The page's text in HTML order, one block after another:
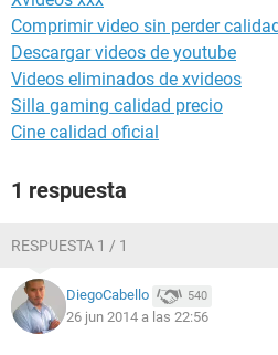
Comprimir video sin perder
Descargar videos de youtube
Videos eliminados de xvideos
Silla gaming calidad precio
Cine calidad oficial
1 respuesta
RESPUESTA 1 / 1
DiegoCabello 540
26 jun 2014 a las 22:56